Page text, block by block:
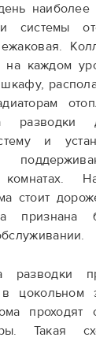
наиболее
системы
на каждом
разводки
и
стоит
признана
разводки
цокольном
проходят
Такая